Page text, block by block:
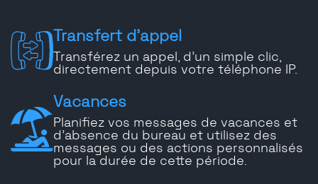
Transfert d'appel
Transférez un appel, d'un simple clic,
directement depuis votre téléphone IP.
Vacances
Planifiez vos messages de vacances et
d'absence du bureau et utilisez des
messages ou des actions personnalisés
pour la durée de cette période.